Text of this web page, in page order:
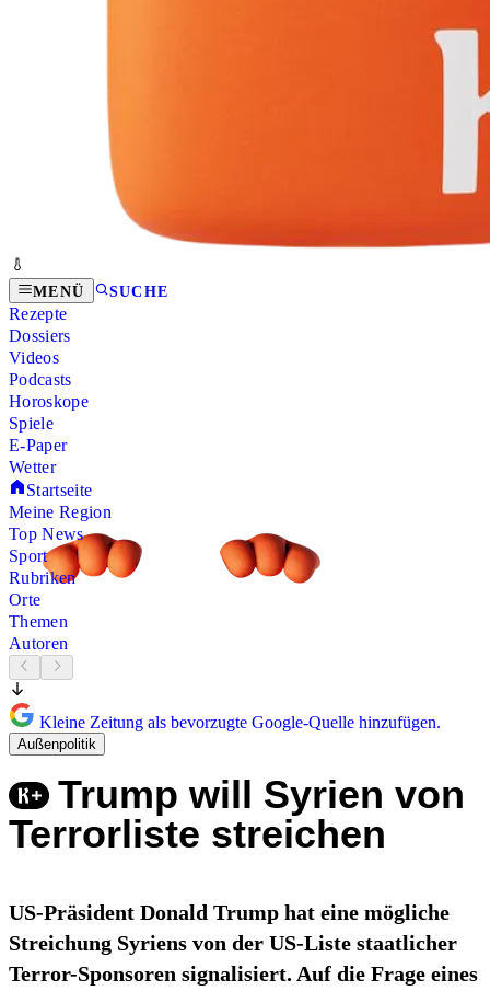
MENÜ SUCHE
Rezepte
Dossiers
Videos
Podcasts
Horoskope
Spiele
E-Paper
Wetter
Startseite
Meine Region
Top News
Sport
Rubriken
Orte
Themen
Autoren
Kleine Zeitung als bevorzugte Google-Quelle hinzufügen.
Außenpolitik
Trump will Syrien von
Terrorliste streichen
US-Präsident Donald Trump hat eine mögliche
Streichung Syriens von der US-Liste staatlicher
Terror-Sponsoren signalisiert. Auf die Frage eines